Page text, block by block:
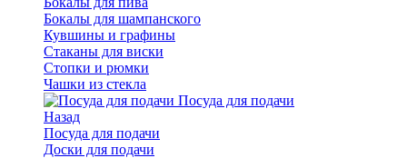
Бокалы для шампанского
Кувшины и графины
Стаканы для виски
Стопки и рюмки
Чашки из стекла
Посуда для подачи
Назад
Посуда для подачи
Доски для подачи